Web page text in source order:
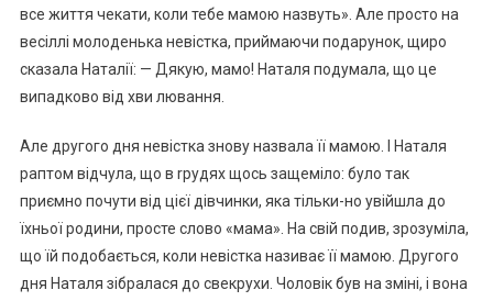
все життя чекати, коли тебе мамою назвуть». Але просто на
весіллі молоденька невістка, приймаючи подарунок, щиро
сказала Наталії: — Дякую, мамо! Наталя подумала, що це
випадково від хви лювання.
Але другого дня невістка знову назвала її мамою. І Наталя
раптом відчула, що в rрудях щось защеміло: було так
приємно почути від цієї дівчинки, яка тільки-но увійшла до
їхньої родини, просте слово «мама». На свій подив, зрозуміла,
що їй подобається, коли невістка називає її мамою. Другого
дня Наталя зібралася до свекрухи. Чоловік був на зміні, і вона